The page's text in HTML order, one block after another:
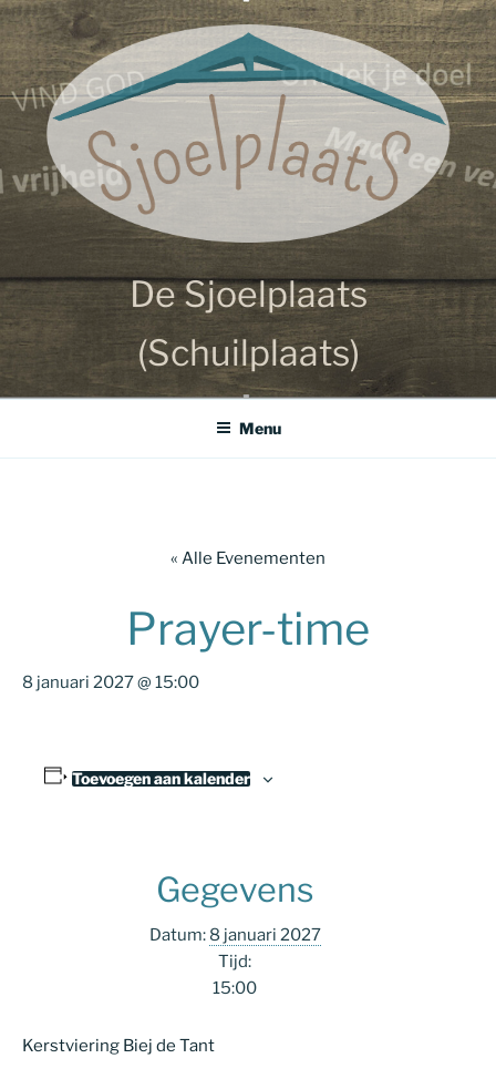
Ga
naar
de
inhoud
SJOELPLAATS
De Sjoelplaats
(Schuilplaats)
Menu
« Alle Evenementen
Prayer-time
8 januari 2027 @ 15:00
Toevoegen aan kalender
Gegevens
Datum: 8 januari 2027
Tijd:
15:00
Kerstviering Biej de Tant